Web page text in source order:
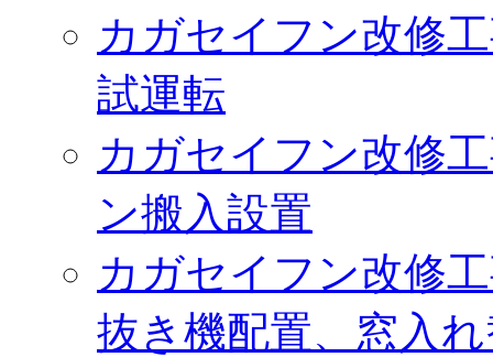
カガセイフン改修
試運転
カガセイフン改修
ン搬入設置
カガセイフン改修
抜き機配置、窓入